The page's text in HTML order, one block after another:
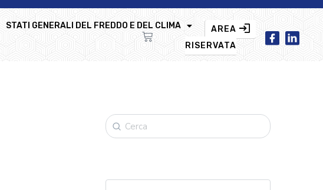
STATI GENERALI DEL FREDDO E DEL CLIMA
AREA
RISERVATA